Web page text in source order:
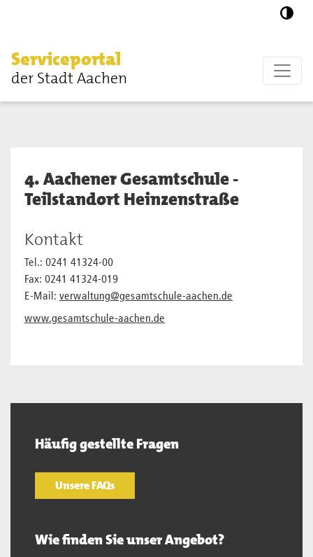
Serviceportal
der Stadt Aachen
4. Aachener Gesamtschule -
Teilstandort Heinzenstraße
Kontakt
Tel.: 0241 41324-00
Fax: 0241 41324-019
E-Mail: verwaltung@gesamtschule-aachen.de
www.gesamtschule-aachen.de
Häufig gestellte Fragen
Unsere FAQs
Wie finden Sie unser Angebot?